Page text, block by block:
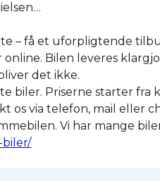
– få et uforpligtende
Bilen leveres
det ikke.
biler. Priserne starter fra
os via telefon, mail eller
Vi har mange